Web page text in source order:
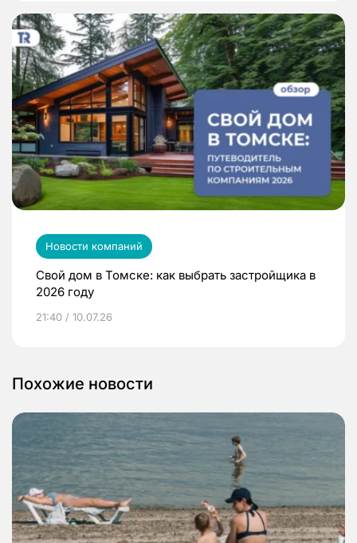
Новости компаний
Свой дом в Томске: как выбрать застройщика в
2026 году
21:40 / 10.07.26
Похожие новости